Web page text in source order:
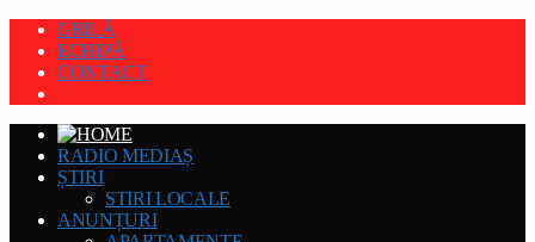
GRILĂ
ECHIPĂ
CONTACT
RADIO MEDIAȘ
ȘTIRI
STIRI LOCALE
ANUNȚURI